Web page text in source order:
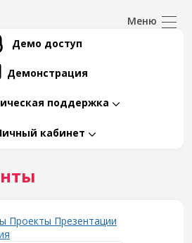
Демо доступ
Демонстрация
поддержка
кабинет
Проекты Презентации